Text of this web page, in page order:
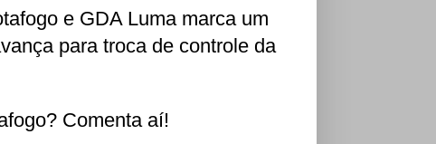
e GDA Luma marca um
para troca de controle da
Comenta aí!